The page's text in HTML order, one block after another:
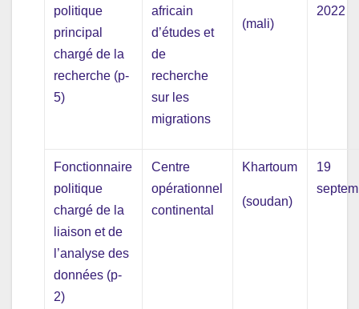
politique
principal
chargé de la
recherche (p-
5)
africain
d’études et
de
recherche
sur les
migrations
(mali)
2022
Fonctionnaire
politique
chargé de la
liaison et de
l’analyse des
données (p-
2)
Centre
opérationnel
continental
Khartoum
(soudan)
19